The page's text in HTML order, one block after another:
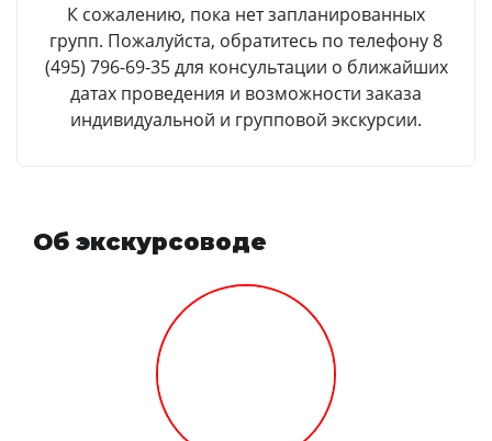
К сожалению, пока нет запланированных
групп. Пожалуйста, обратитесь по телефону 8
(495) 796-69-35 для консультации о ближайших
датах проведения и возможности заказа
индивидуальной и групповой экскурсии.
Об экскурсоводе